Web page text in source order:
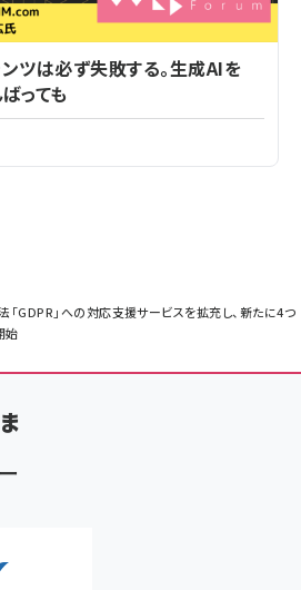
GDPR」への対応支援サービスを拡充し、新たに4つ
始
ツは必ず失敗する。生成AIを
っても